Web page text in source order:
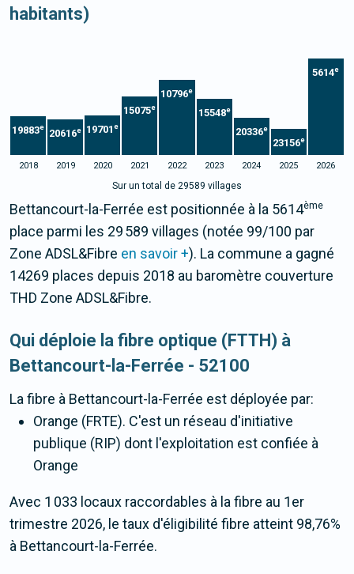
habitants)
19883e
20616e 19701e
15075e
10796e
15548e
20336e
23156e
5614e
2018 2019 2020 2021 2022 2023 2024 2025 2026
Sur un total de 29589 villages
Bettancourt-la-Ferrée est positionnée à la 5614ème
place parmi les 29 589 villages (notée 99/100 par
Zone ADSL&Fibre en savoir +). La commune a gagné
14269 places depuis 2018 au baromètre couverture
THD Zone ADSL&Fibre.
Qui déploie la fibre optique (FTTH) à
Bettancourt-la-Ferrée - 52100
La fibre à Bettancourt-la-Ferrée est déployée par:
Orange (FRTE). C'est un réseau d'initiative
publique (RIP) dont l'exploitation est confiée à
Orange
Avec 1 033 locaux raccordables à la fibre au 1er
trimestre 2026, le taux d'éligibilité fibre atteint 98,76%
à Bettancourt-la-Ferrée.